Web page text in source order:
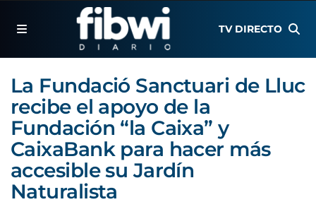
TV DIRECTO
La Fundació Sanctuari de Lluc
recibe el apoyo de la
Fundación “la Caixa” y
CaixaBank para hacer más
accesible su Jardín
Naturalista